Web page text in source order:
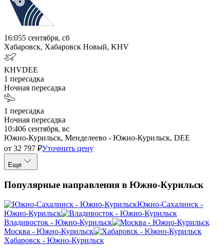
16:055 сентября, сб
Хабаровск, Хабаровск Новый, KHV
KHVDEE
1 пересадка
Ночная пересадка
1 пересадка
Ночная пересадка
10:406 сентября, вс
Южно-Курильск, Менделеево - Южно-Курильск, DEE
от 32 797 ₽Уточнить цену
Еще
Популярные направления в Южно-Курильск
Южно-Сахалинск -
Южно-Курильск
Владивосток - Южно-Курильск
Москва - Южно-Курильск
Хабаровск - Южно-Курильск